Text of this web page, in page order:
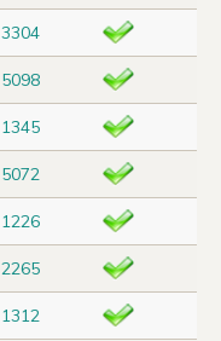
3304
5098
1345
5072
1226
2265
1312